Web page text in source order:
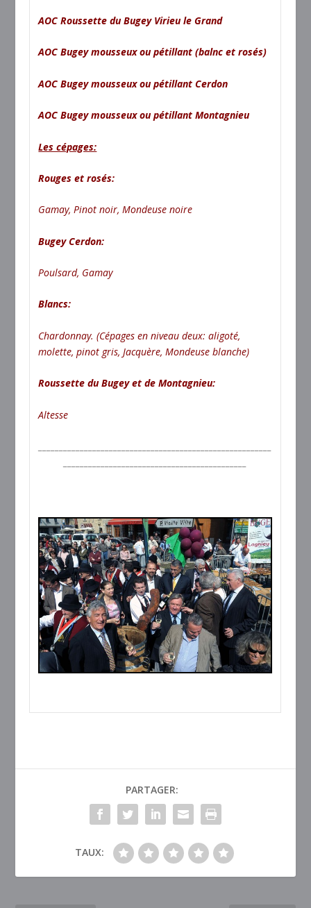
AOC Roussette du Bugey Virieu le Grand
AOC Bugey mousseux ou pétillant (balnc et rosés)
AOC Bugey mousseux ou pétillant Cerdon
AOC Bugey mousseux ou pétillant Montagnieu
Les cépages:
Rouges et rosés:
Gamay, Pinot noir, Mondeuse noire
Bugey Cerdon:
Poulsard, Gamay
Blancs:
Chardonnay. (Cépages en niveau deux: aligoté,
molette, pinot gris, Jacquère, Mondeuse blanche)
Roussette du Bugey et de Montagnieu:
Altesse
PARTAGER:
TAUX: